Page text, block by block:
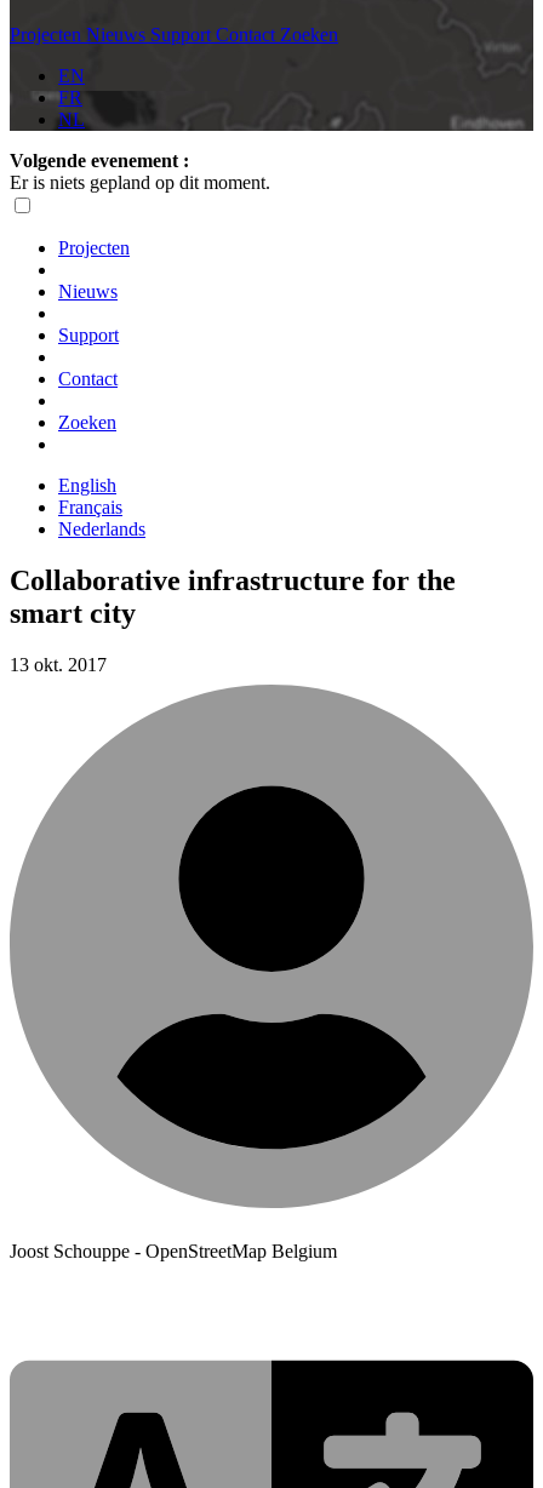
Projecten Nieuws Support Contact Zoeken
EN
FR
NL
Volgende evenement :
Er is niets gepland op dit moment.
Projecten
Nieuws
Support
Contact
Zoeken
English
Français
Nederlands
Collaborative infrastructure for the
smart city
13 okt. 2017
Joost Schouppe - OpenStreetMap Belgium